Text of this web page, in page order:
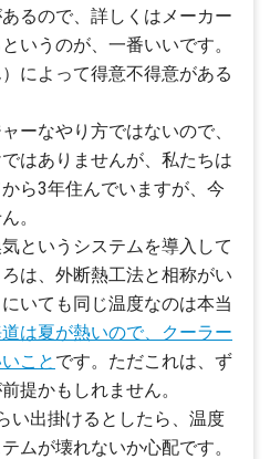
るので、詳しくはメーカー
いうのが、一番いいです。
によって得意不得意がある
ーなやり方ではないので、
はありませんが、私たちは
ら3年住んでいますが、今
。
というシステムを導入して
は、外断熱工法と相称がい
いても同じ温度なのは本当
は夏が熱いので、クーラー
こと です。ただこれは、ず
提かもしれません。
い出掛けるとしたら、温度
ムが壊れないか心配です。